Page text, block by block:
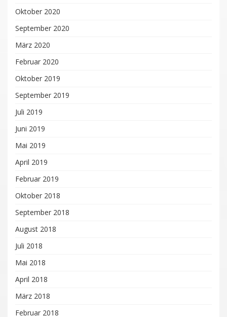
Oktober 2020
September 2020
März 2020
Februar 2020
Oktober 2019
September 2019
Juli 2019
Juni 2019
Mai 2019
April 2019
Februar 2019
Oktober 2018
September 2018
August 2018
Juli 2018
Mai 2018
April 2018
März 2018
Februar 2018